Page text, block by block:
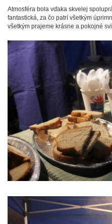
Atmosféra bola vďaka skvelej
fantastická, za čo patrí všetkým
všetkým prajeme krásne a pokojné